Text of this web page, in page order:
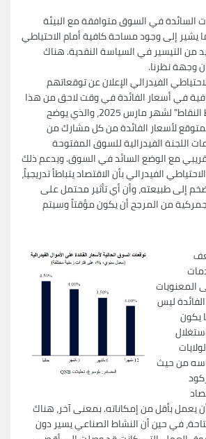
السائدة في السوق متوافقة مع البيئة
يشير إلى وجود مساحة كافية أمام الاحتياطي
من التيسير في السياسة النقدية. هناك
وجهة نظرنا.
الفيدرالي الإعلان عن توقعاتهم
في أسعار الفائدة في وقت لاحق من هذا
العام. يتوافق "مخطط النقاط" لشهر مارس 2025، والذي يوضح
لأسعار الفائدة من كل مشارك من
اللجنة الفيدرالية للسوق المفتوحة
مع الوضع السائد في السوق. ويدعم ذلك
الفيدرالي بأن الاقتصاد يتباطأ تدريجياً،
إلى طبيعته، وأن أي تأثير محتمل على
من المرجح أن يكون مؤقتاً وسيتم
المعنويات
ليس
يكون
من حيث
بأقل من إمكاناته. بمعنى آخر، هناك
في حين أن النشاط الصناعي يسير دون